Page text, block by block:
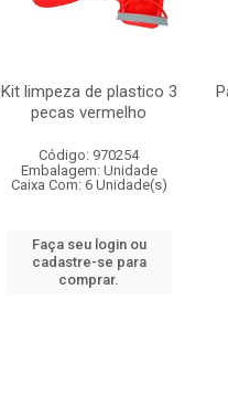
Kit limpeza de plastico 3
pecas vermelho
Código: 970254
Embalagem: Unidade
Caixa Com: 6 Unidade(s)
Faça seu login ou
cadastre-se para
comprar.